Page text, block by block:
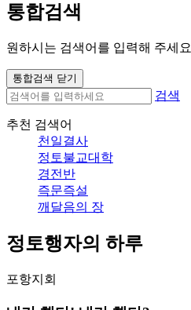
통합검색
원하시는 검색어를 입력해 주세요
통합검색 닫기
검색
추천 검색어
천일결사
정토불교대학
경전반
즉문즉설
깨달음의 장
정토행자의 하루
포항지회